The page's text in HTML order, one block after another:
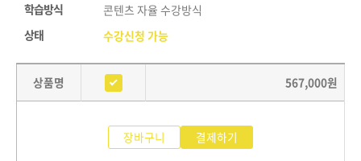
학습방식
콘텐츠 자율 수강방식
상태
수강신청 가능
상품명 567,000원
장바구니 결제하기